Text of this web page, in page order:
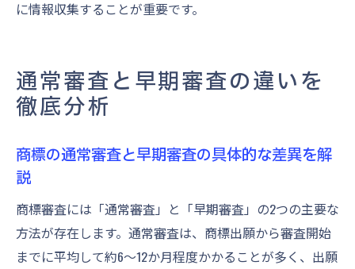
に情報収集することが重要です。
通常審査と早期審査の違いを
徹底分析
商標の通常審査と早期審査の具体的な差異を解
説
商標審査には「通常審査」と「早期審査」の2つの主要な
方法が存在します。通常審査は、商標出願から審査開始
までに平均して約6〜12か月程度かかることが多く、出願